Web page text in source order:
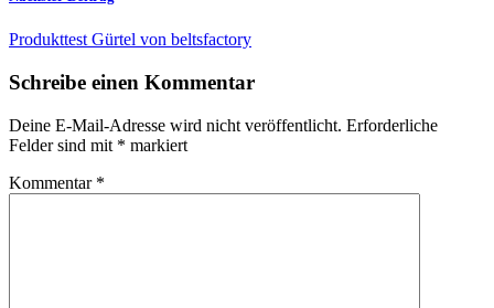
Produkttest Gürtel von beltsfactory
Schreibe einen Kommentar
Deine E-Mail-Adresse wird nicht veröffentlicht. Erforderliche
Felder sind mit * markiert
Kommentar *